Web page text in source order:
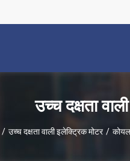
उच्च दक्षता
/ उच्च दक्षता वाली इलेक्ट्रिक मोटर /